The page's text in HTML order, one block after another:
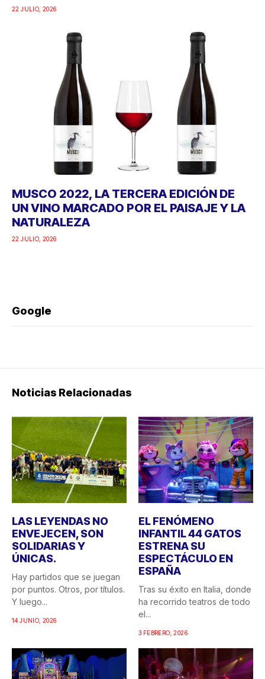
22 JULIO, 2026
MUSCO 2022, LA TERCERA EDICIÓN DE
UN VINO MARCADO POR EL PAISAJE Y LA
NATURALEZA
22 JULIO, 2026
Google
Noticias Relacionadas
LAS LEYENDAS NO
ENVEJECEN, SON
SOLIDARIAS Y
ÚNICAS.
Hay partidos que se juegan
por puntos. Otros, por títulos.
Y luego...
14 JUNIO, 2026
EL FENÓMENO
INFANTIL 44 GATOS
ESTRENA SU
ESPECTÁCULO EN
ESPAÑA
Tras su éxito en Italia, donde
ha recorrido teatros de todo
el...
3 FEBRERO, 2026